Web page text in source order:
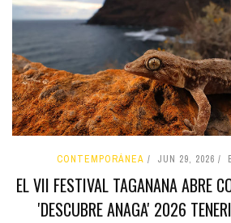
CONTEMPORÁNEA JUN 29, 2026
EL VII FESTIVAL TAGANANA ABRE
'DESCUBRE ANAGA' 2026